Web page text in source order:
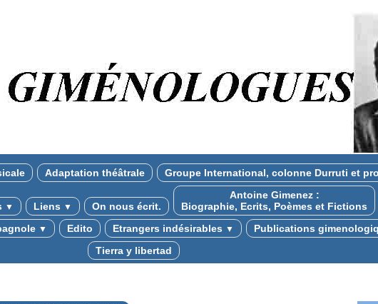
Adaptation théâtrale Groupe International, colonne Durruti et
▼ Liens ▼ On nous écrit.
Antoine Gimenez :
Biographie, Ecrits, Poèmes et Fictions
▼ Edito Etrangers indésirables ▼ Publications
Tierra y libertad